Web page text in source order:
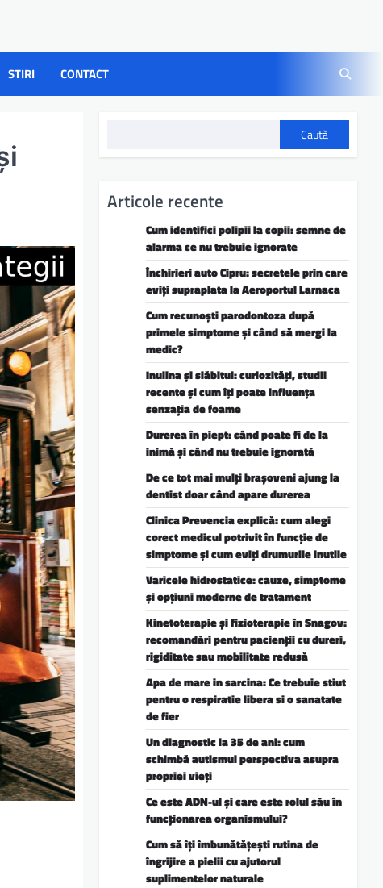
STIRI CONTACT
Caută
Articole recente
Cum identifici polipii la copii: semne de
alarma ce nu trebuie ignorate
Închirieri auto Cipru: secretele prin care
eviți supraplata la Aeroportul Larnaca
Cum recunoști parodontoza după
primele simptome și când să mergi la
medic?
Inulina și slăbitul: curiozități, studii
recente și cum îți poate influența
senzația de foame
Durerea în piept: când poate fi de la
inimă și când nu trebuie ignorată
De ce tot mai mulți brașoveni ajung la
dentist doar când apare durerea
Clinica Prevencia explică: cum alegi
corect medicul potrivit în funcție de
simptome și cum eviți drumurile inutile
Varicele hidrostatice: cauze, simptome
și opțiuni moderne de tratament
Kinetoterapie și fizioterapie în Snagov:
recomandări pentru pacienții cu dureri,
rigiditate sau mobilitate redusă
Apa de mare in sarcina: Ce trebuie stiut
pentru o respiratie libera si o sanatate
de fier
Un diagnostic la 35 de ani: cum
schimbă autismul perspectiva asupra
propriei vieți
Ce este ADN-ul și care este rolul său în
funcționarea organismului?
Cum să îți îmbunătățești rutina de
îngrijire a pielii cu ajutorul
suplimentelor naturale